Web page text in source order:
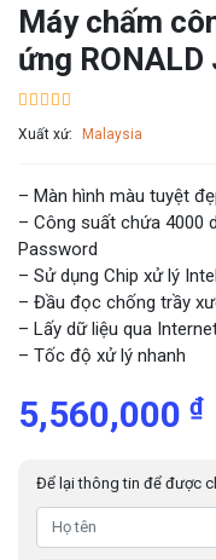
Máy chấm
ứng
Xuất xứ: Malaysia
– Màn hình màu tuyệt
– Công suất chứa 4000
Password
– Sử dụng Chip xử lý
– Đầu đọc chống trầy
– Lấy dữ liệu qua
– Tốc độ xử lý nhanh
5,560,000 ₫
Để lại thông tin để được